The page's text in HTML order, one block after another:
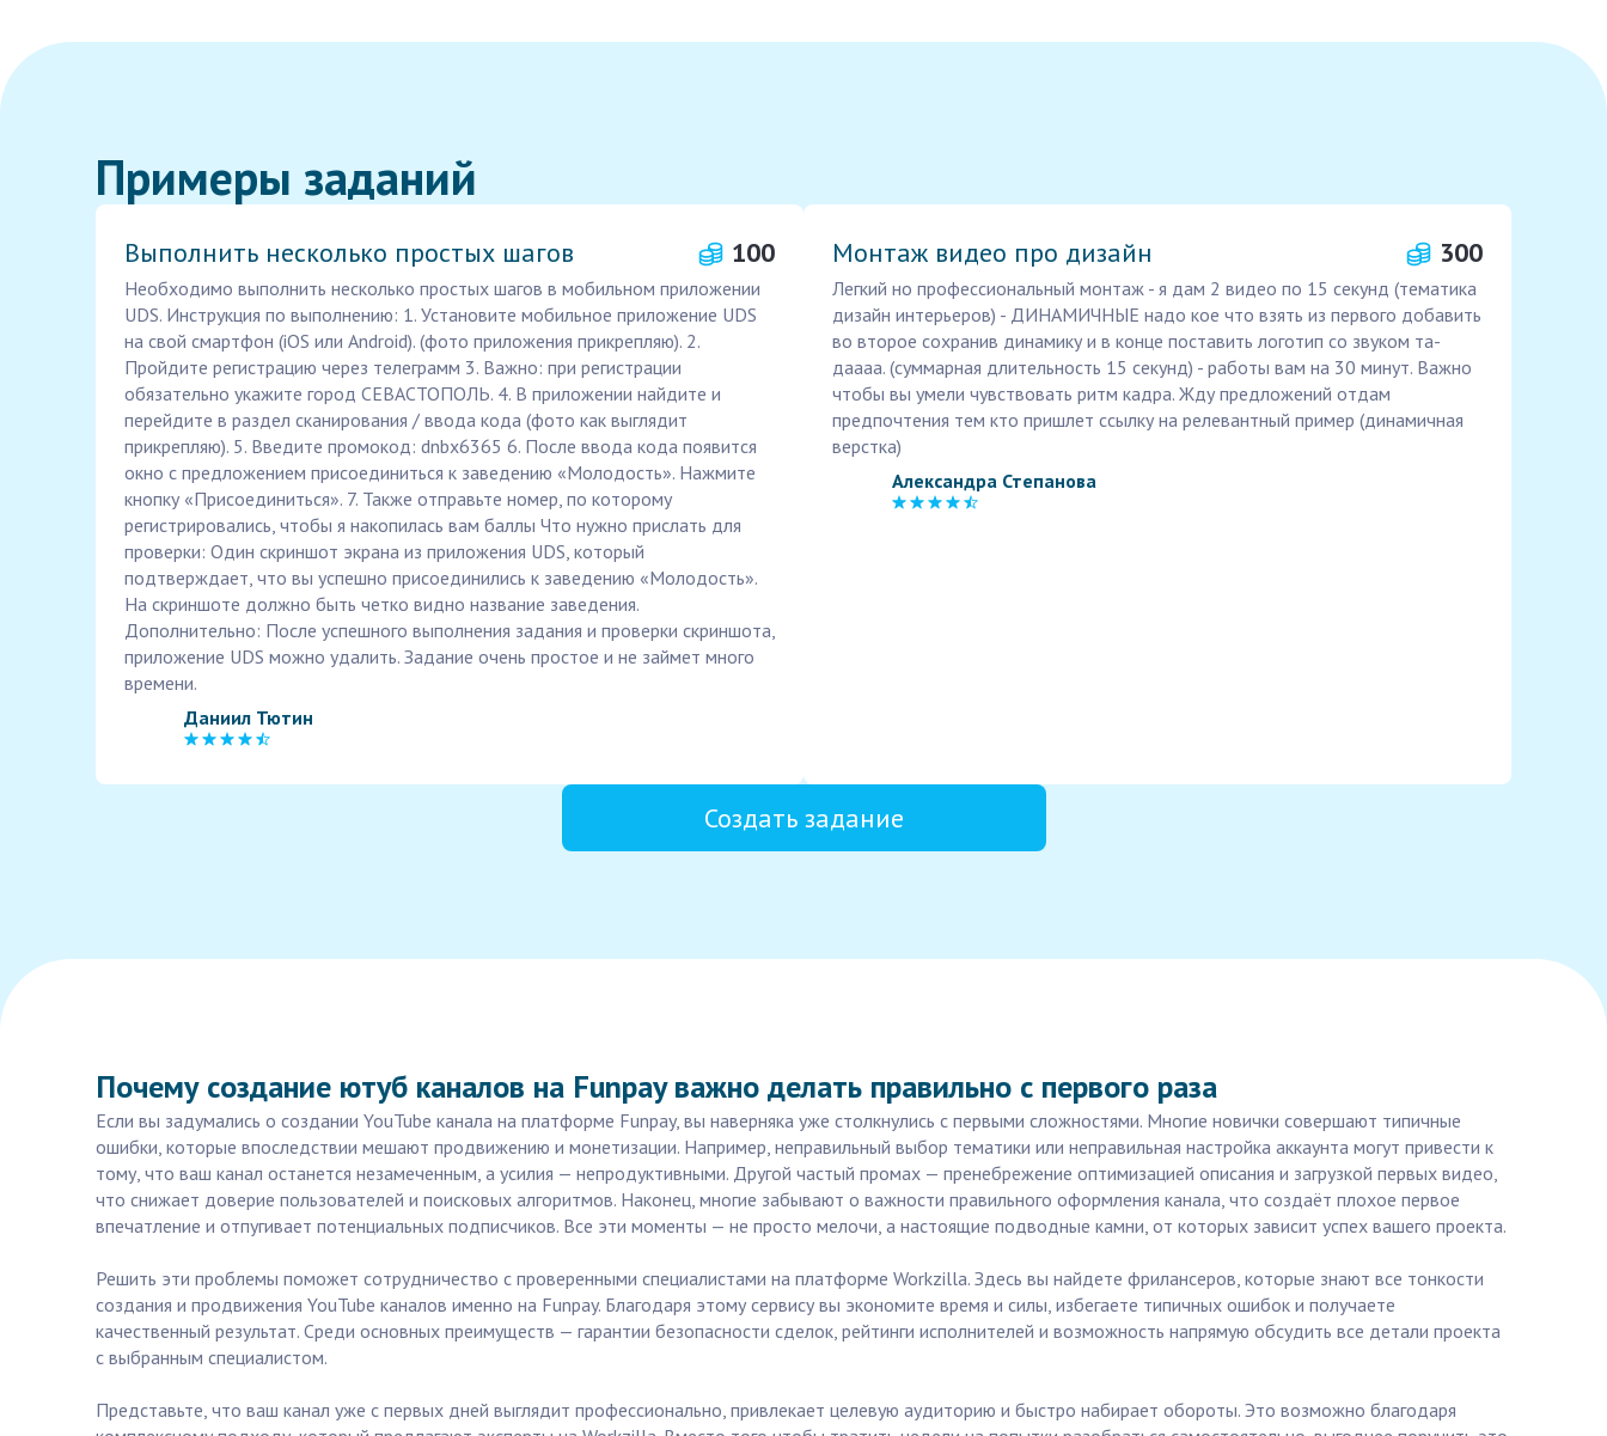
Примеры заданий
Выполнить несколько простых шагов 100
Необходимо выполнить несколько простых шагов в мобильном приложении
UDS. Инструкция по выполнению: 1. Установите мобильное приложение UDS
на свой смартфон (iOS или Android). (фото приложения прикрепляю). 2.
Пройдите регистрацию через телеграмм 3. Важно: при регистрации
обязательно укажите город СЕВАСТОПОЛЬ. 4. В приложении найдите и
перейдите в раздел сканирования / ввода кода (фото как выглядит
прикрепляю). 5. Введите промокод: dnbx6365 6. После ввода кода появится
окно с предложением присоединиться к заведению «Молодость». Нажмите
кнопку «Присоединиться». 7. Также отправьте номер, по которому
регистрировались, чтобы я накопилась вам баллы Что нужно прислать для
проверки: Один скриншот экрана из приложения UDS, который
подтверждает, что вы успешно присоединились к заведению «Молодость».
На скриншоте должно быть четко видно название заведения.
Дополнительно: После успешного выполнения задания и проверки скриншота,
приложение UDS можно удалить. Задание очень простое и не займет много
времени.
Даниил Тютин
Монтаж видео про дизайн 300
Легкий но профессиональный монтаж - я дам 2 видео по 15 секунд (тематика
дизайн интерьеров) - ДИНАМИЧНЫЕ надо кое что взять из первого добавить
во второе сохранив динамику и в конце поставить логотип со звуком та-
даааа. (суммарная длительность 15 секунд) - работы вам на 30 минут. Важно
чтобы вы умели чувствовать ритм кадра. Жду предложений отдам
предпочтения тем кто пришлет ссылку на релевантный пример (динамичная
верстка)
Александра Степанова
Создать задание
Почему создание ютуб каналов на Funpay важно делать правильно с первого раза
Если вы задумались о создании YouTube канала на платформе Funpay, вы наверняка уже столкнулись с первыми сложностями. Многие новички совершают типичные
ошибки, которые впоследствии мешают продвижению и монетизации. Например, неправильный выбор тематики или неправильная настройка аккаунта могут привести к
тому, что ваш канал останется незамеченным, а усилия — непродуктивными. Другой частый промах — пренебрежение оптимизацией описания и загрузкой первых видео,
что снижает доверие пользователей и поисковых алгоритмов. Наконец, многие забывают о важности правильного оформления канала, что создаёт плохое первое
впечатление и отпугивает потенциальных подписчиков. Все эти моменты — не просто мелочи, а настоящие подводные камни, от которых зависит успех вашего проекта.
Решить эти проблемы поможет сотрудничество с проверенными специалистами на платформе Workzilla. Здесь вы найдете фрилансеров, которые знают все тонкости
создания и продвижения YouTube каналов именно на Funpay. Благодаря этому сервису вы экономите время и силы, избегаете типичных ошибок и получаете
качественный результат. Среди основных преимуществ — гарантии безопасности сделок, рейтинги исполнителей и возможность напрямую обсудить все детали проекта
с выбранным специалистом.
Представьте, что ваш канал уже с первых дней выглядит профессионально, привлекает целевую аудиторию и быстро набирает обороты. Это возможно благодаря